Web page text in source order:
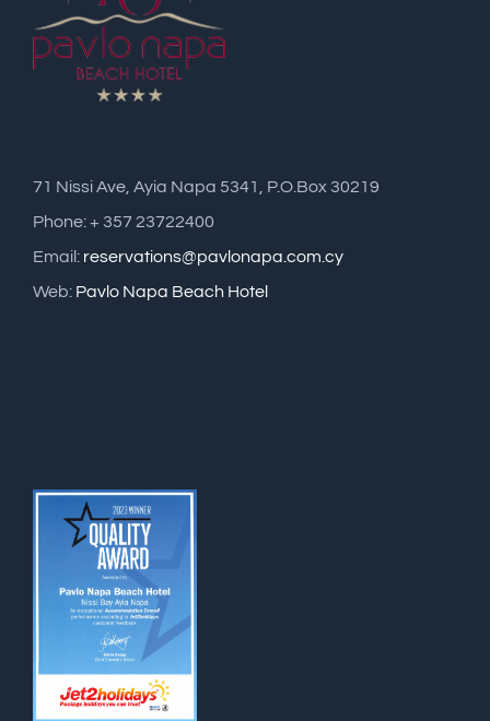
71 Nissi Ave, Ayia Napa 5341, P.O.Box 30219
Phone: + 357 23722400
Email: reservations@pavlonapa.com.cy
Web: Pavlo Napa Beach Hotel